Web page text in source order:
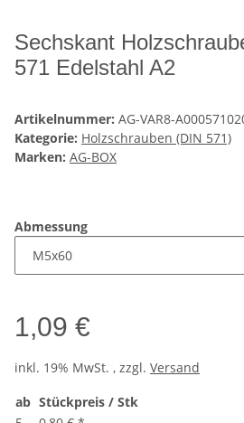
Sechskant
571 Edelstahl A2
Artikelnummer: AG-VAR8-
Kategorie: Holzschrauben (DIN 571)
Marken: AG-BOX
Abmessung
1,09 €
inkl. 19% MwSt. , zzgl. Versand
ab Stückpreis / Stk